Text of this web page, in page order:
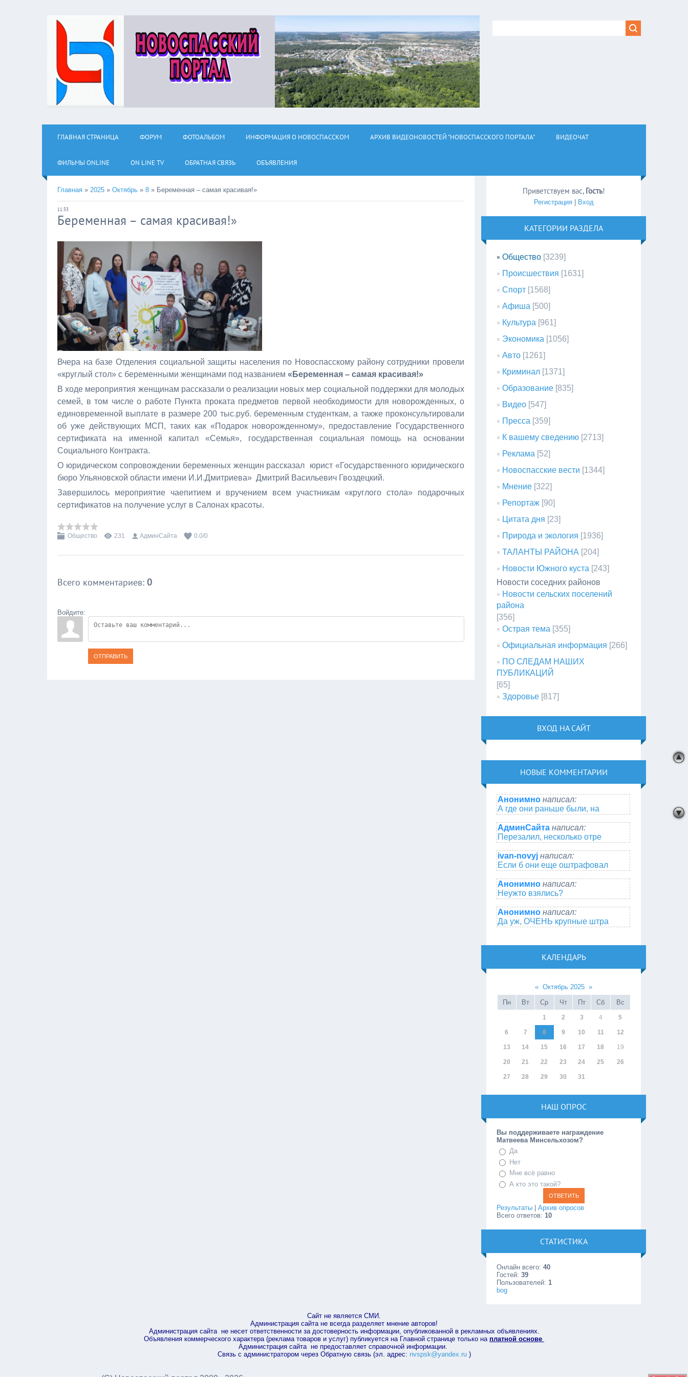
ГЛАВНАЯ СТРАНИЦА ФОРУМ ФОТОАЛЬБОМ ИНФОРМАЦИЯ О НОВОСПАССКОМ АРХИВ ВИДЕОНОВОСТЕЙ "НОВОСПАССКОГО ПОРТАЛА" ВИДЕОЧАТ
ФИЛЬМЫ ОNLINE ON LINE TV ОБРАТНАЯ СВЯЗЬ ОБЪЯВЛЕНИЯ
Главная » 2025 » Октябрь » 8 » Беременная – самая красивая!»
11:33
Беременная – самая красивая!»
Вчера на базе Отделения социальной защиты населения по Новоспасскому району сотрудники провели
«круглый стол» с беременными женщинами под названием «Беременная – самая красивая!»
В ходе мероприятия женщинам рассказали о реализации новых мер социальной поддержки для молодых
семей, в том числе о работе Пункта проката предметов первой необходимости для новорожденных, о
единовременной выплате в размере 200 тыс.руб. беременным студенткам, а также проконсультировали
об уже действующих МСП, таких как «Подарок новорожденному», предоставление Государственного
сертификата на именной капитал «Семья», государственная социальная помощь на основании
Социального Контракта.
О юридическом сопровождении беременных женщин рассказал юрист «Государственного юридического
бюро Ульяновской области имени И.И.Дмитриева» Дмитрий Васильевич Гвоздецкий.
Завершилось мероприятие чаепитием и вручением всем участникам «круглого стола» подарочных
сертификатов на получение услуг в Салонах красоты.
Общество 231 АдминСайта 0.0/0
Всего комментариев: 0
Войдите:
ОТПРАВИТЬ
Приветствуем вас, Гость!
Регистрация| Вход
КАТЕГОРИИ РАЗДЕЛА
Общество [3239]
Происшествия [1631]
Спорт [1568]
Афиша [500]
Культура [961]
Экономика [1056]
Авто [1261]
Криминал [1371]
Образование [835]
Видео [547]
Пресса [359]
К вашему сведению [2713]
Реклама [52]
Новоспасские вести [1344]
Мнение [322]
Репортаж [90]
Цитата дня [23]
Природа и экология [1936]
ТАЛАНТЫ РАЙОНА [204]
Новости Южного куста [243]
Новости соседних районов
Новости сельских поселений
района
[356]
Острая тема [355]
Официальная информация [266]
ПО СЛЕДАМ НАШИХ
ПУБЛИКАЦИЙ
[65]
Здоровье [817]
ВХОД НА САЙТ
НОВЫЕ КОММЕНТАРИИ
Анонимно написал:
А где они раньше были, на
АдминСайта написал:
Перезалил, несколько отре
ivan-novyj написал:
Если б они еще оштрафовал
Анонимно написал:
Неужто взялись?
Анонимно написал:
Да уж, ОЧЕНЬ крупные штра
КАЛЕНДАРЬ
« Октябрь 2025 »
Пн
Вт Ср Чт Пт Сб Вс
1 2 3 4 5
6 7 8 9 10 11 12
13 14 15 16 17 18 19
20 21 22 23 24 25 26
27 28 29 30 31
НАШ ОПРОС
Вы поддерживаете награждение
Матвеева Минсельхозом?
Да
Нет
Мне всё равно
А кто это такой?
Результаты |Архив опросов
Всего ответов:10
СТАТИСТИКА
Онлайн всего:40
Гостей:39
Пользователей:1
bog
Сайт не является СМИ.
Администрация сайта не всегда разделяет мнение авторов!
Администрация сайта не несет ответственности за достоверность информации, опубликованной в рекламных объявлениях.
Объявления коммерческого характера (реклама товаров и услуг) публикуется на Главной странице только на платной основе
Администрация сайта не предоставляет справочной информации.
Связь с администратором через Обратную связь (эл. адрес: nvspsk@yandex.ru)